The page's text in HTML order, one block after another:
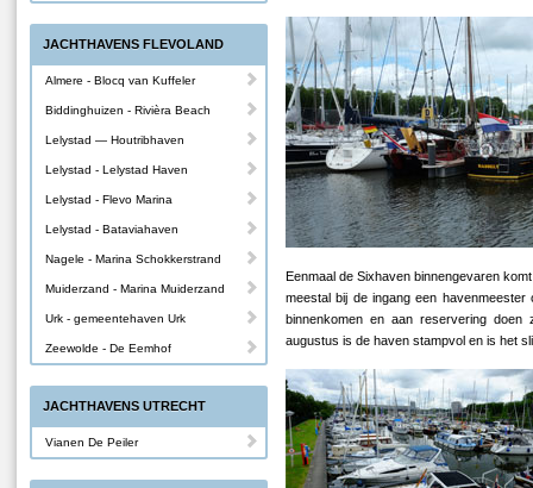
Eenmaal de Sixhaven binnengevaren
meestal bij de ingang een
binnenkomen en aan reservering
augustus is de haven stampvol en is het
JACHTHAVENS FLEVOLAND
Almere - Blocq van Kuffeler
Biddinghuizen - Rivièra Beach
Lelystad — Houtribhaven
Lelystad - Lelystad Haven
Lelystad - Flevo Marina
Lelystad - Bataviahaven
Nagele - Marina Schokkerstrand
Muiderzand - Marina Muiderzand
Urk - gemeentehaven Urk
Zeewolde - De Eemhof
JACHTHAVENS UTRECHT
Vianen De Peiler